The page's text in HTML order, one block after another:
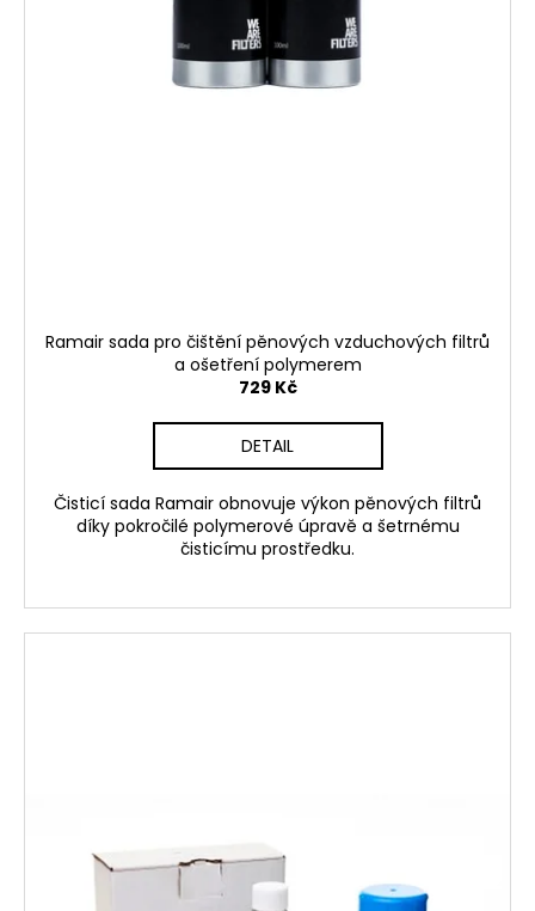
Ramair sada pro čištění pěnových vzduchových filtrů
a ošetření polymerem
729 Kč
DETAIL
Čisticí sada Ramair obnovuje výkon pěnových filtrů
díky pokročilé polymerové úpravě a šetrnému
čisticímu prostředku.